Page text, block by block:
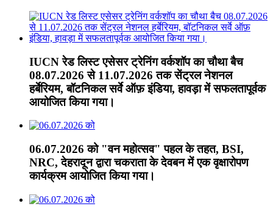
IUCN रेड लिस्ट एसेसर ट्रेनिंग वर्कशॉप का चौथा बैच
08.07.2026 से 11.07.2026 तक सेंट्रल नेशनल
हर्बेरियम, बॉटनिकल सर्वे ऑफ़ इंडिया, हावड़ा में सफलतापूर्वक
आयोजित किया गया।
06.07.2026 को "वन महोत्सव" पहल के तहत, BSI,
NRC, देहरादून द्वारा चकराता के देवबन में एक वृक्षारोपण
कार्यक्रम आयोजित किया गया।